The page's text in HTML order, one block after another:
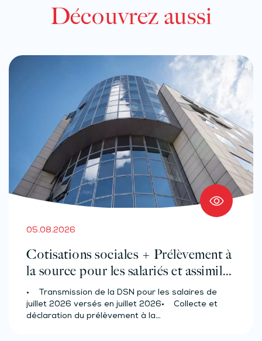
Découvrez aussi
05.08.2026
Cotisations sociales + Prélèvement à
la source pour les salariés et assimilés
(effectif d’au moins 50 salariés)
• Transmission de la DSN pour les salaires de
juillet 2026 versés en juillet 2026• Collecte et
déclaration du prélèvement à la…